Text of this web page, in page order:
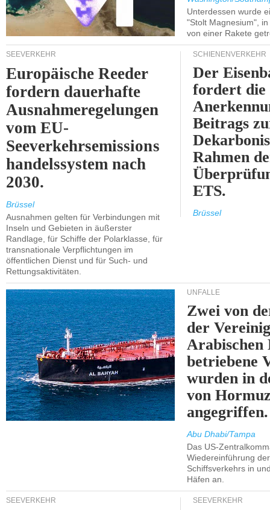
Unterdessen wurde
"Stolt Magnesium",
von einer Rakete
SEEVERKEHR
Europäische Reeder
fordern dauerhafte
Ausnahmeregelungen
vom EU-
Seeverkehrsemissions
handelssystem nach
2030.
Brüssel
Ausnahmen gelten für Verbindungen mit
Inseln und Gebieten in äußerster
Randlage, für Schiffe der Polarklasse, für
transnationale Verpflichtungen im
öffentlichen Dienst und für Such- und
Rettungsaktivitäten.
SCHIENENVERKEHR
Der
fordert die
Beitrags
Rahmen
ETS.
Brüssel
UNFÄLLE
Zwei von
der
Arabischen
betriebene
wurden in
von
angegriffen.
Abu Dhabi/Tampa
Das US-
Wiedereinführung
Schiffsverkehrs in
Häfen an.
SEEVERKEHR SEEVERKEHR